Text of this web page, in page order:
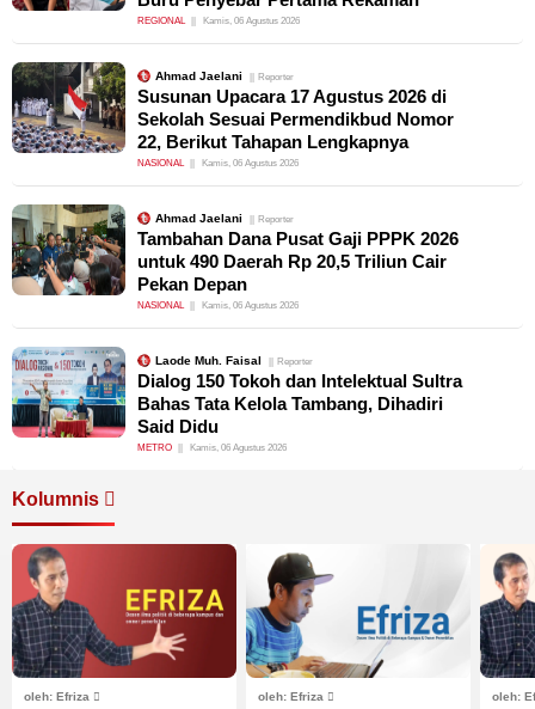
REGIONAL Kamis, 06 Agustus 2026
Ahmad Jaelani Reporter
Susunan Upacara 17 Agustus 2026 di
Sekolah Sesuai Permendikbud Nomor
22, Berikut Tahapan Lengkapnya
NASIONAL Kamis, 06 Agustus 2026
Ahmad Jaelani Reporter
Tambahan Dana Pusat Gaji PPPK 2026
untuk 490 Daerah Rp 20,5 Triliun Cair
Pekan Depan
NASIONAL Kamis, 06 Agustus 2026
Laode Muh. Faisal Reporter
Dialog 150 Tokoh dan Intelektual Sultra
Bahas Tata Kelola Tambang, Dihadiri
Said Didu
METRO Kamis, 06 Agustus 2026
Kolumnis
oleh: Efriza oleh: Efriza oleh: